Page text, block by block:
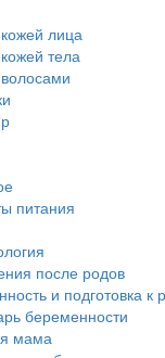
лица
тела
питания
после родов
и подготовка к
беременности
мама